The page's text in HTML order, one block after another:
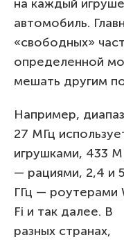
на каждый
автомобиль.
«свободных»
определенной
мешать другим
Например,
27 МГц
игрушками, 433
— рациями, 2,4 и 5
ГГц — роутерами
Fi и так далее. В
разных странах,